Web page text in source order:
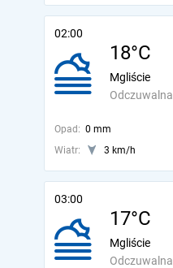
02:00
18°C
Odczuwalna
Mgliście
Opad: 0 mm
Wiatr:
3 km/h
03:00
17°C
Odczuwalna
Mgliście